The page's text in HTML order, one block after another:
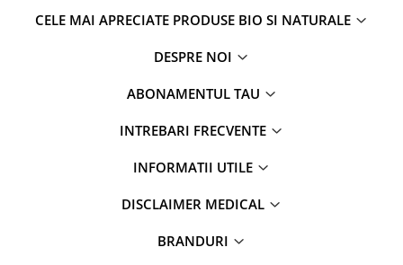
CELE MAI APRECIATE PRODUSE BIO SI NATURALE
DESPRE NOI
ABONAMENTUL TAU
INTREBARI FRECVENTE
INFORMATII UTILE
DISCLAIMER MEDICAL
BRANDURI